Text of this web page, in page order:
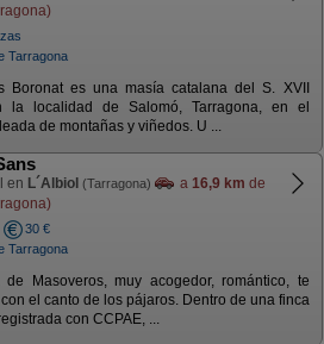
Tarragona
Boronat es una masía catalana del S. XVII
la localidad de Salomó, Tarragona, en el
de montañas y viñedos. U ...
en L´Albiol (Tarragona) a 16,9 km de
30 €
Tarragona
de Masoveros, muy acogedor, romántico, te
el canto de los pájaros. Dentro de una finca
con CCPAE, ...